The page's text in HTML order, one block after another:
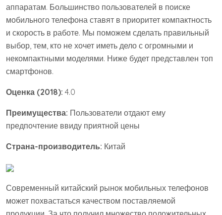
аппаратам. Большинство пользователей в поиске
мобильного телефона ставят в приоритет компактность
и скорость в работе. Мы поможем сделать правильный
выбор, тем, кто не хочет иметь дело с огромными и
некомпактными моделями. Ниже будет представлен топ
смартфонов.
Оценка (2018): 4.0
Преимущества: Пользователи отдают ему
предпочтение ввиду приятной цены
Страна-производитель: Китай
Современный китайский рынок мобильных телефонов
может похвастаться качеством поставляемой